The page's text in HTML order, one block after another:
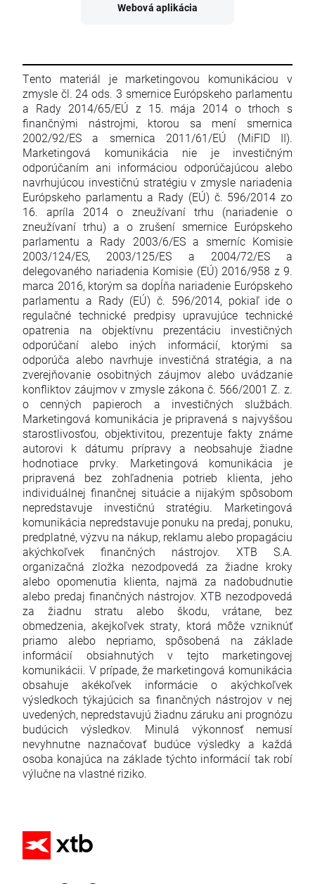
Webová aplikácia
Tento materiál je marketingovou komunikáciou v
zmysle čl. 24 ods. 3 smernice Európskeho parlamentu
a Rady 2014/65/EÚ z 15. mája 2014 o trhoch s
finančnými nástrojmi, ktorou sa mení smernica
2002/92/ES a smernica 2011/61/EÚ (MiFID II).
Marketingová komunikácia nie je investičným
odporúčaním ani informáciou odporúčajúcou alebo
navrhujúcou investičnú stratégiu v zmysle nariadenia
Európskeho parlamentu a Rady (EÚ) č. 596/2014 zo
16. apríla 2014 o zneužívaní trhu (nariadenie o
zneužívaní trhu) a o zrušení smernice Európskeho
parlamentu a Rady 2003/6/ES a smerníc Komisie
2003/124/ES, 2003/125/ES a 2004/72/ES a
delegovaného nariadenia Komisie (EÚ) 2016/958 z 9.
marca 2016, ktorým sa dopĺňa nariadenie Európskeho
parlamentu a Rady (EÚ) č. 596/2014, pokiaľ ide o
regulačné technické predpisy upravujúce technické
opatrenia na objektívnu prezentáciu investičných
odporúčaní alebo iných informácií, ktorými sa
odporúča alebo navrhuje investičná stratégia, a na
zverejňovanie osobitných záujmov alebo uvádzanie
konfliktov záujmov v zmysle zákona č. 566/2001 Z. z.
o cenných papieroch a investičných službách.
Marketingová komunikácia je pripravená s najvyššou
starostlivosťou, objektivitou, prezentuje fakty známe
autorovi k dátumu prípravy a neobsahuje žiadne
hodnotiace prvky. Marketingová komunikácia je
pripravená bez zohľadnenia potrieb klienta, jeho
individuálnej finančnej situácie a nijakým spôsobom
nepredstavuje investičnú stratégiu. Marketingová
komunikácia nepredstavuje ponuku na predaj, ponuku,
predplatné, výzvu na nákup, reklamu alebo propagáciu
akýchkoľvek finančných nástrojov. XTB S.A.
organizačná zložka nezodpovedá za žiadne kroky
alebo opomenutia klienta, najmä za nadobudnutie
alebo predaj finančných nástrojov. XTB nezodpovedá
za žiadnu stratu alebo škodu, vrátane, bez
obmedzenia, akejkoľvek straty, ktorá môže vzniknúť
priamo alebo nepriamo, spôsobená na základe
informácií obsiahnutých v tejto marketingovej
komunikácii. V prípade, že marketingová komunikácia
obsahuje akékoľvek informácie o akýchkoľvek
výsledkoch týkajúcich sa finančných nástrojov v nej
uvedených, nepredstavujú žiadnu záruku ani prognózu
budúcich výsledkov. Minulá výkonnosť nemusí
nevyhnutne naznačovať budúce výsledky a každá
osoba konajúca na základe týchto informácií tak robí
výlučne na vlastné riziko.